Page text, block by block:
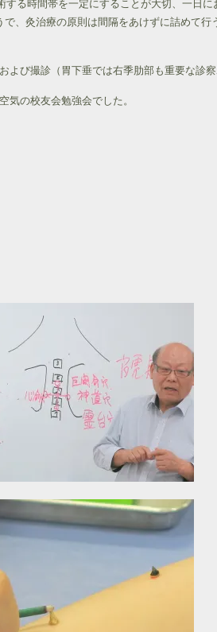
る時間帯を一定にすることが大切、一日
、灸治療の原則は間隔をあけずに詰めて行
び撮診（胃下垂では右季肋部も重要な診
気の校友会勉強会でした。